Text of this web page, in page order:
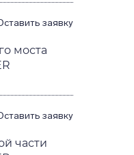
заявку
моста
заявку
части